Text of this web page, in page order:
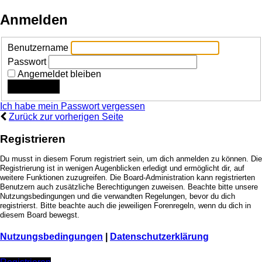
Anmelden
Benutzername
Passwort
Angemeldet bleiben
Ich habe mein Passwort vergessen
Zurück zur vorherigen Seite
Registrieren
Du musst in diesem Forum registriert sein, um dich anmelden zu können. Die
Registrierung ist in wenigen Augenblicken erledigt und ermöglicht dir, auf
weitere Funktionen zuzugreifen. Die Board-Administration kann registrierten
Benutzern auch zusätzliche Berechtigungen zuweisen. Beachte bitte unsere
Nutzungsbedingungen und die verwandten Regelungen, bevor du dich
registrierst. Bitte beachte auch die jeweiligen Forenregeln, wenn du dich in
diesem Board bewegst.
Nutzungsbedingungen Datenschutzerklärung